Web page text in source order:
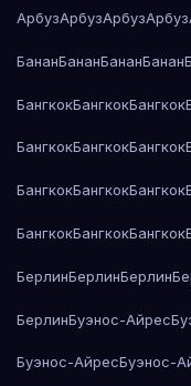
АрбузАрбузАрбузАрбуз
БананБананБананБанан
БангкокБангкокБангкок
БангкокБангкокБангкок
БангкокБангкокБангкок
БангкокБангкокБангкок
БерлинБерлинБерлин
БерлинБуэнос-Айрес
Буэнос-АйресБуэнос-